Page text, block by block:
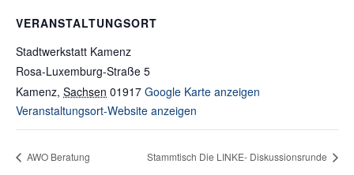
VERANSTALTUNGSORT
Stadtwerkstatt Kamenz
Rosa-Luxemburg-Straße 5
Kamenz, Sachsen 01917 Google Karte anzeigen
Veranstaltungsort-Website anzeigen
AWO Beratung Stammtisch Die LINKE- Diskussionsrunde